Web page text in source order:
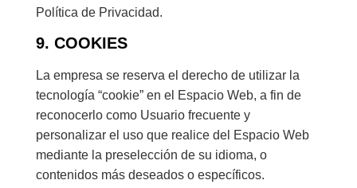
Política de Privacidad.
9. COOKIES
La empresa se reserva el derecho de utilizar la
tecnología “cookie” en el Espacio Web, a fin de
reconocerlo como Usuario frecuente y
personalizar el uso que realice del Espacio Web
mediante la preselección de su idioma, o
contenidos más deseados o específicos.